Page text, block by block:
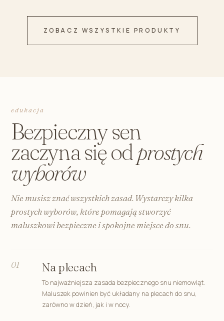
ZOBACZ WSZYSTKIE PRODUKTY
edukacja
Bezpieczny sen
zaczyna się od prostych
wyborów
Nie musisz znać wszystkich zasad. Wystarczy kilka
prostych wyborów, które pomagają stworzyć
maluszkowi bezpieczne i spokojne miejsce do snu.
01 Na plecach
To najważniejsza zasada bezpiecznego snu niemowląt.
Maluszek powinien być układany na plecach do snu,
zarówno w dzień, jak i w nocy.